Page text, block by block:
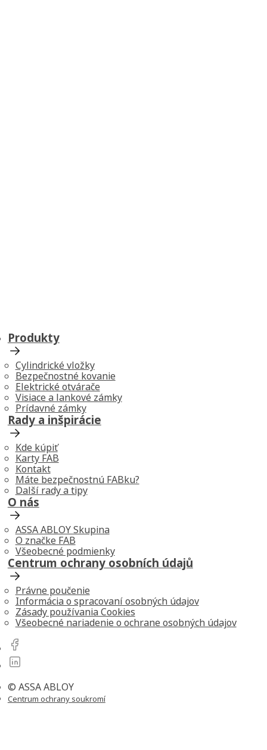
Produkty
Cylindrické vložky
Bezpečnostné kovanie
Elektrické otvárače
Visiace a lankové zámky
Prídavné zámky
Rady a inšpirácie
Kde kúpiť
Karty FAB
Kontakt
Máte bezpečnostnú FABku?
Další rady a tipy
O nás
ASSA ABLOY Skupina
O značke FAB
Všeobecné podmienky
Centrum ochrany osobních údajů
Právne poučenie
Informácia o spracovaní osobných údajov
Zásady používania Cookies
Všeobecné nariadenie o ochrane osobných údajov
© ASSA ABLOY
Centrum ochrany soukromí